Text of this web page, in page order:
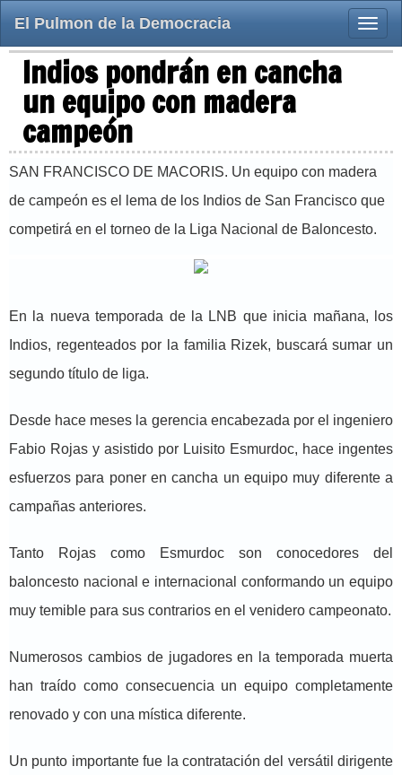
Toggle
El Pulmon de la Democracia
Indios pondrán en cancha
un equipo con madera
campeón
SAN FRANCISCO DE MACORIS. Un equipo con madera
de campeón es el lema de los Indios de San Francisco que
competirá en el torneo de la Liga Nacional de Baloncesto.
En la nueva temporada de la LNB que inicia mañana, los
Indios, regenteados por la familia Rizek, buscará sumar un
segundo título de liga.
Desde hace meses la gerencia encabezada por el ingeniero
Fabio Rojas y asistido por Luisito Esmurdoc, hace ingentes
esfuerzos para poner en cancha un equipo muy diferente a
campañas anteriores.
Tanto Rojas como Esmurdoc son conocedores del
baloncesto nacional e internacional conformando un equipo
muy temible para sus contrarios en el venidero campeonato.
Numerosos cambios de jugadores en la temporada muerta
han traído como consecuencia un equipo completamente
renovado y con una mística diferente.
Un punto importante fue la contratación del versátil dirigente